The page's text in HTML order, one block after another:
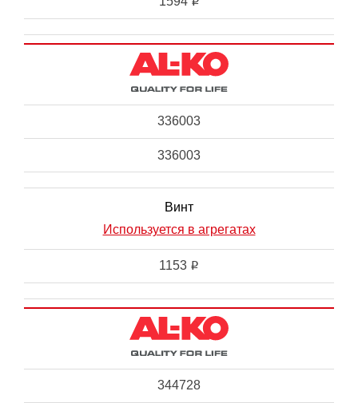
336003
336003
Винт
Используется в агрегатах
1153 i
344728